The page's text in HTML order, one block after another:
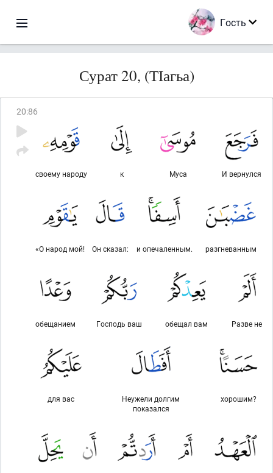
Гость
Сурат 20, (ТІагьа)
20:86
И вернулся
Муса
к
своему народу
разгневанным
и опечаленным.
Он сказал:
«О народ мой!
Разве не
обещал вам
Господь ваш
обещанием
хорошим?
Неужели долгим
показался
для вас